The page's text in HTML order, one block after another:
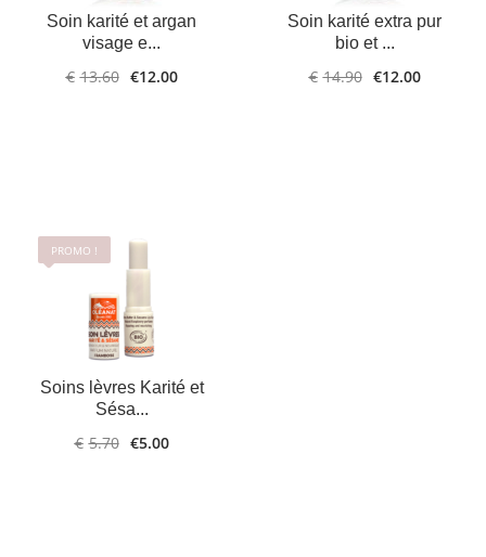
Soin karité et argan
visage e...
€ 13.60 €12.00
Soin karité extra pur
bio et ...
€ 14.90 €12.00
PROMO !
Soins lèvres Karité et
Sésa...
€ 5.70 €5.00
AJOUTER AU
PANIER
PLUS
D'INFOS